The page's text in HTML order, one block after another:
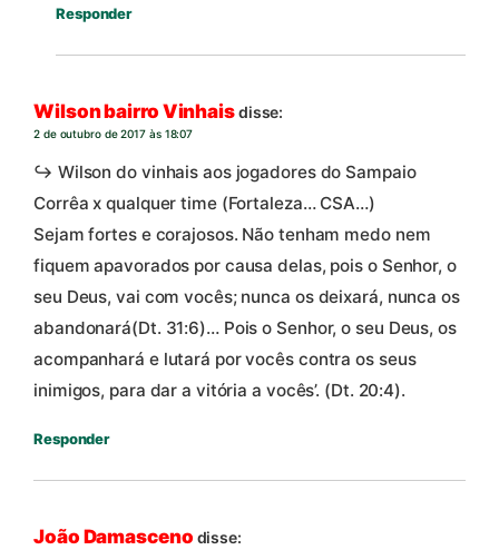
Responder
Wilson bairro Vinhaisdisse:
2 de outubro de 2017 às 18:07
↪ Wilson do vinhais aos jogadores do Sampaio
Corrêa x qualquer time (Fortaleza… CSA…)
Sejam fortes e corajosos. Não tenham medo nem
fiquem apavorados por causa delas, pois o Senhor, o
seu Deus, vai com vocês; nunca os deixará, nunca os
abandonará(Dt. 31:6)… Pois o Senhor, o seu Deus, os
acompanhará e lutará por vocês contra os seus
inimigos, para dar a vitória a vocês’. (Dt. 20:4).
Responder
João Damasceno disse: